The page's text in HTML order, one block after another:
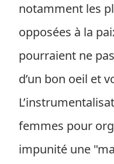
notamment les
opposées à la
pourraient ne
d’un bon oeil et
femmes pour
impunité une